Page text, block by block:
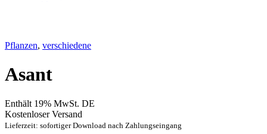
Pflanzen, verschiedene
Asant
Enthält 19% MwSt. DE
Kostenloser Versand
Lieferzeit: sofortiger Download nach Zahlungseingang